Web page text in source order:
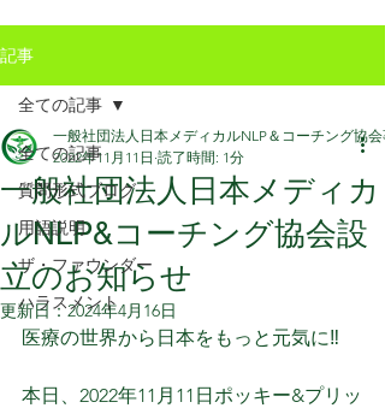
記事
全ての記事
質問形式ブログ
用語説明
ザ・ファウンダー
ハラスメント
全ての記事
一般社団法人日本メディカ
ルNLP&コーチング協会設
立のお知らせ
一般社団法人日本メディカルNLP＆コーチング協会
2022年11月11日 読了時間: 1分
更新日：2024年4月16日
医療の世界から日本をもっと元気に‼️
本日、2022年11月11日ポッキー&プリッ